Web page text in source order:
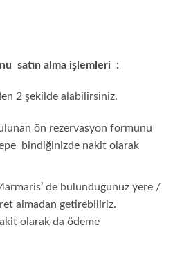
satın alma işlemleri :
2 şekilde alabilirsiniz.
ön rezervasyon formunu
bindiğinizde nakit olarak
de bulunduğunuz yere /
almadan getirebiliriz.
olarak da ödeme